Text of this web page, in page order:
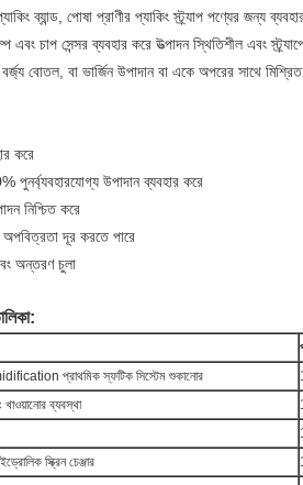
ব্যান্ড, পোষা প্রাণীর প্যাকিং স্ট্র্যাপ পণ্যের জন্য
এবং চাপ সেন্সর ব্যবহার করে উত্পাদন স্থিতিশীল এবং
বোতল, বা ভার্জিন উপাদান বা একে অপরের সাথে মিশ্রিত
করে
পুনর্ব্যবহারযোগ্য উপাদান ব্যবহার করে
নিশ্চিত করে
অপবিত্রতা দূর করতে পারে
অন্তরণ চুলা
প্রাথমিক স্ফটিক সিস্টেম শুকানোর
খাওয়ানোর ব্যবস্থা
স্ক্রিন চেঞ্জার